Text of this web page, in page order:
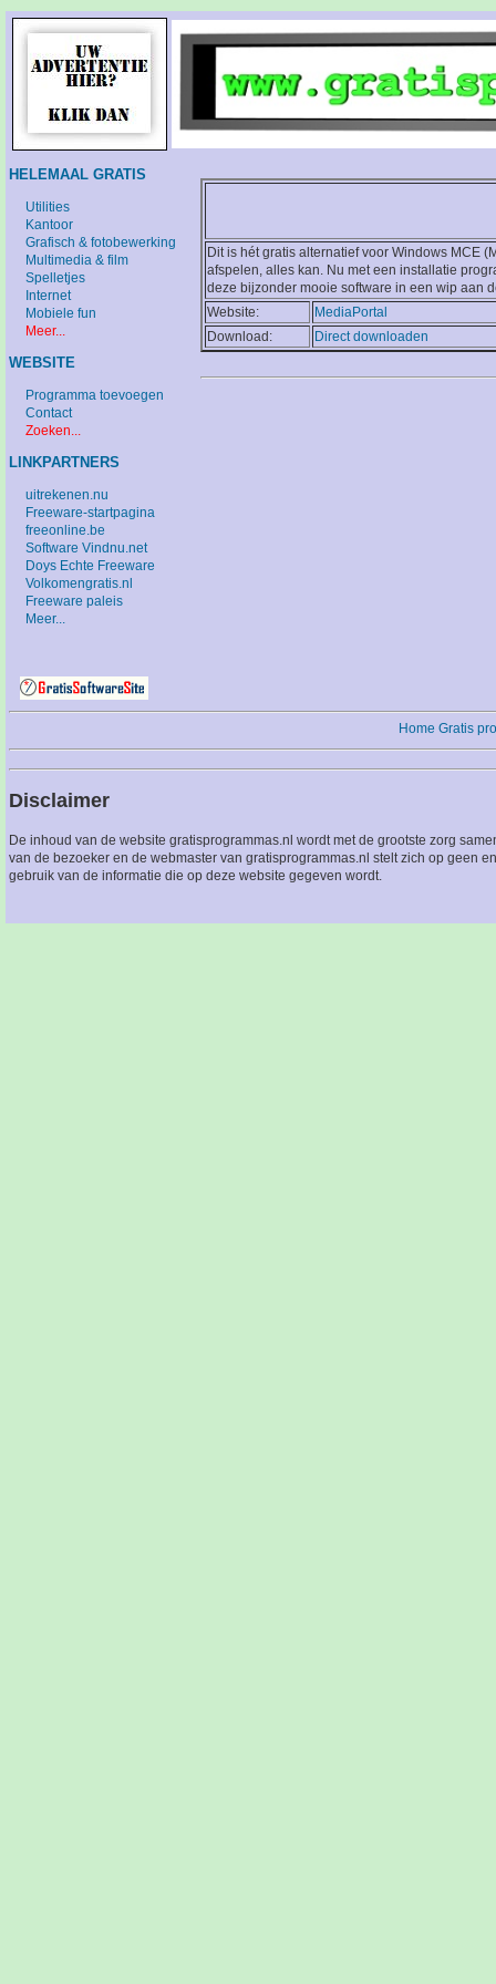
Dit is hét gratis alternatief voor Windows MCE
afspelen, alles kan. Nu met een installatie
deze bijzonder mooie software in een wip aan
Website:
MediaPortal
Download:
Direct downloaden
HELEMAAL GRATIS
Utilities
Kantoor
Grafisch & fotobewerking
Multimedia & film
Spelletjes
Internet
Mobiele fun
Meer...
WEBSITE
Programma toevoegen
Contact
Zoeken...
LINKPARTNERS
uitrekenen.nu
Freeware-startpagina
freeonline.be
Software Vindnu.net
Doys Echte Freeware
Volkomengratis.nl
Freeware paleis
Meer...
Home Gratis
Disclaimer
De inhoud van de website gratisprogrammas.nl wordt met de grootste zorg
van de bezoeker en de webmaster van gratisprogrammas.nl stelt zich op geen
gebruik van de informatie die op deze website gegeven wordt.